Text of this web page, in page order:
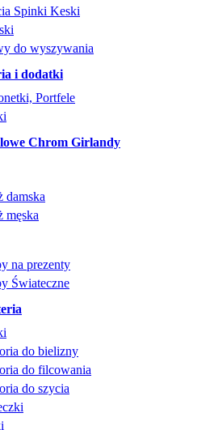
Spinki Keski
do wyszywania
i dodatki
Portfele
Chrom Girlandy
damska
męska
na prezenty
Świateczne
do bielizny
do filcowania
do szycia